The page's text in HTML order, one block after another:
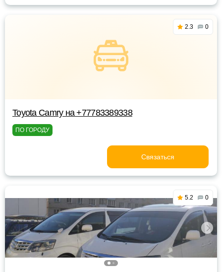
2.3 0
Toyota Camry на +77783389338
ПО ГОРОДУ
Связаться
5.2 0